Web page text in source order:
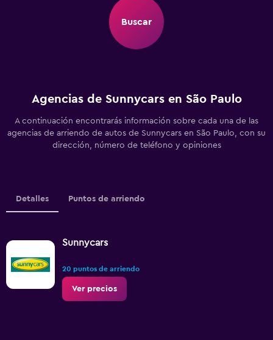
Buscar
Agencias de Sunnycars en São Paulo
A continuación encontrarás información sobre cada una de las
agencias de arriendo de autos de Sunnycars en São Paulo, con su
dirección, número de teléfono y opiniones
Detalles Puntos de arriendo
Sunnycars
20 puntos de arriendo
Ver precios